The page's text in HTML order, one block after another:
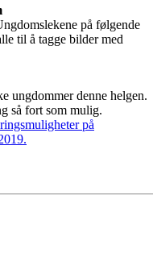
på følgende
til å tagge bilder med
ungdommer denne helgen.
så fort som mulig.
på